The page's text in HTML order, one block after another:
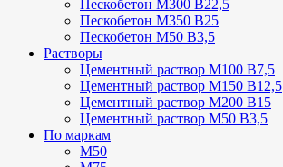
Пескобетон М300 В22,5
Пескобетон М350 В25
Пескобетон М50 В3,5
Растворы
Цементный раствор М100 В7,5
Цементный раствор М150 В12,5
Цементный раствор М200 В15
Цементный раствор М50 В3,5
По маркам
М50